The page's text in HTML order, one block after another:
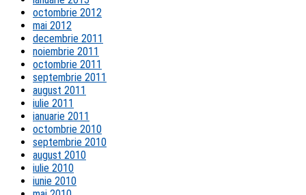
octombrie 2012
mai 2012
decembrie 2011
noiembrie 2011
octombrie 2011
septembrie 2011
august 2011
iulie 2011
ianuarie 2011
octombrie 2010
septembrie 2010
august 2010
iulie 2010
iunie 2010